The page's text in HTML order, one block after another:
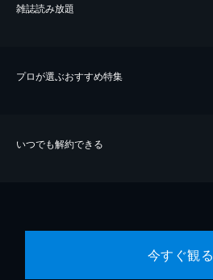
雑誌読み放題
プロが選ぶおすすめ特集
いつでも解約できる
今すぐ観る